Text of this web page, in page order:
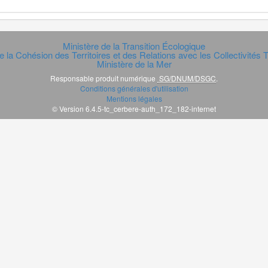
Ministère de la Transition Écologique
la Cohésion des Territoires et des Relations avec les Collectivités
Ministère de la Mer
Responsable produit numérique SG/DNUM/DSGC
Conditions générales d'utilisation
Mentions légales
© Version 6.4.5-tc_cerbere-auth_172_182-internet